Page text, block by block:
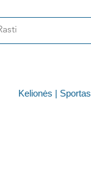
Kelionės | Sportas